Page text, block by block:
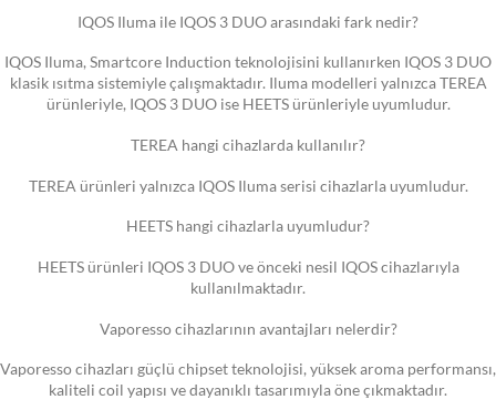
IQOS Iluma ile IQOS 3 DUO arasındaki fark nedir?
IQOS Iluma, Smartcore Induction teknolojisini kullanırken IQOS 3 DUO
klasik ısıtma sistemiyle çalışmaktadır. Iluma modelleri yalnızca TEREA
ürünleriyle, IQOS 3 DUO ise HEETS ürünleriyle uyumludur.
TEREA hangi cihazlarda kullanılır?
TEREA ürünleri yalnızca IQOS Iluma serisi cihazlarla uyumludur.
HEETS hangi cihazlarla uyumludur?
HEETS ürünleri IQOS 3 DUO ve önceki nesil IQOS cihazlarıyla
kullanılmaktadır.
Vaporesso cihazlarının avantajları nelerdir?
Vaporesso cihazları güçlü chipset teknolojisi, yüksek aroma performansı,
kaliteli coil yapısı ve dayanıklı tasarımıyla öne çıkmaktadır.